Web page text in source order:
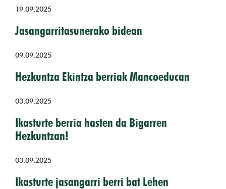
19.09.2025
Jasangarritasunerako bidean
09.09.2025
Hezkuntza Ekintza berriak Mancoeducan
03.09.2025
Ikasturte berria hasten da Bigarren
Hezkuntzan!
03.09.2025
Ikasturte jasangarri berri bat Lehen